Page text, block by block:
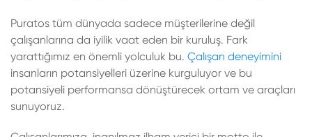
Puratos tüm dünyada sadece müşterilerine değil
çalışanlarına da iyilik vaat eden bir kuruluş. Fark
yarattığımız en önemli yolculuk bu. Çalışan deneyimini
insanların potansiyelleri üzerine kurguluyor ve bu
potansiyeli performansa dönüştürecek ortam ve araçları
sunuyoruz.